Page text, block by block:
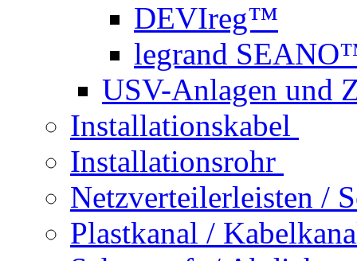
DEVIreg™
legrand
USV-Anlagen und
Installationskabel
Installationsrohr
Netzverteilerleisten /
Plastkanal /